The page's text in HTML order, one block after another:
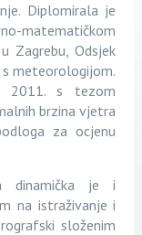
Diplomirala je
matematičkom
Zagrebu, Odsjek
meteorologijom.
2011. s tezom
brzina vjetra
za ocjenu
dinamička je i
na istraživanje i
složenim